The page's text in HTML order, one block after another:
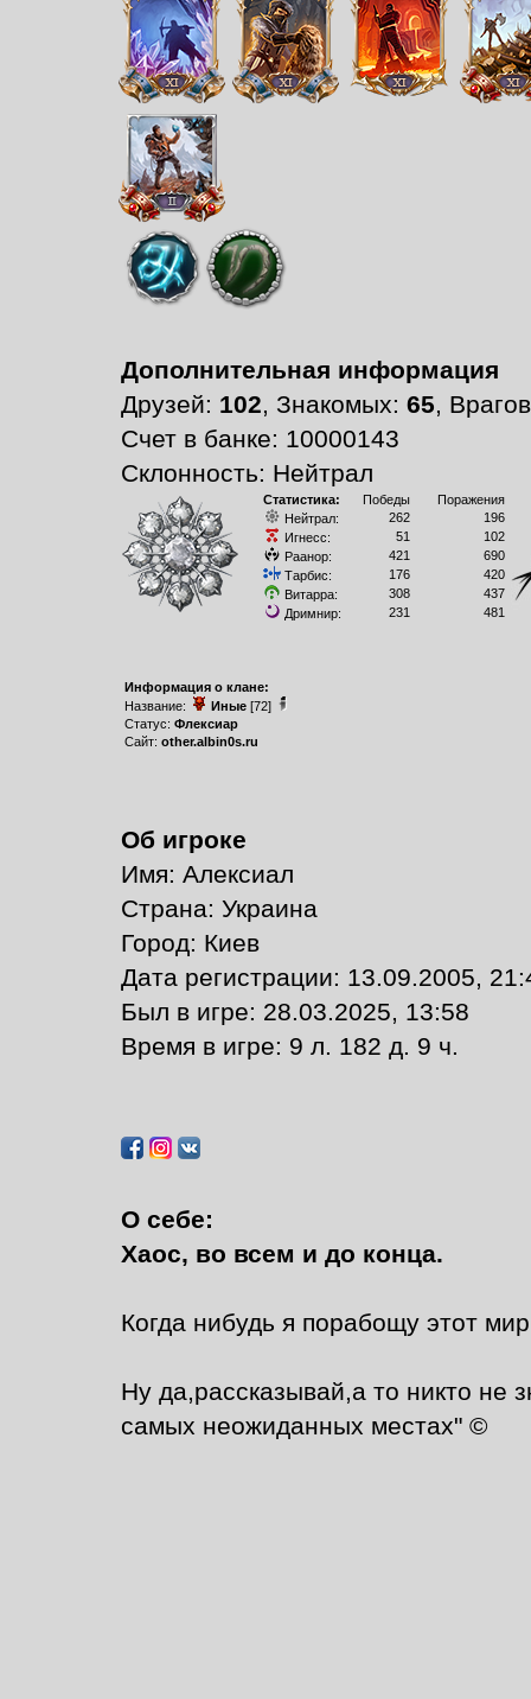
Дополнительная информация
Друзей: 102, Знакомых: 65,
Счет в банке: 10000143
Склонность: Нейтрал
Статистика: Победы
Поражения
Нейтрал:
262
196
Игнесс:
51
102
Раанор:
421
690
Тарбис:
176
420
Витарра:
308
437
Дримнир:
231 481
Информация о клане:
Название:
Иные[72]
Статус: Флексиар
Сайт: other.albin0s.ru
Об игроке
Имя: Алексиал
Страна: Украина
Город: Киев
Дата регистрации: 13.09.2005,
Был в игре: 28.03.2025, 13:58
Время в игре: 9 л. 182 д. 9 ч.
О себе:
Хаос, во всем и до конца.
Когда нибудь я порабощу этот
Ну да,рассказывай,а то никто не
самых неожиданных местах" ©